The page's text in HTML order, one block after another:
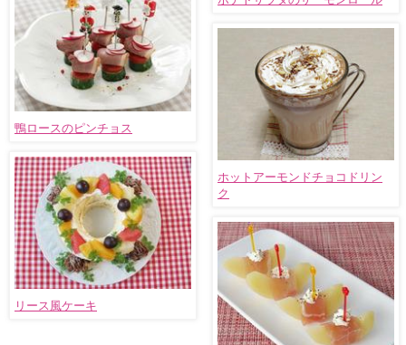
鴨ロースのピンチョス
ホットアーモンドチョコドリン
ク
リース風ケーキ